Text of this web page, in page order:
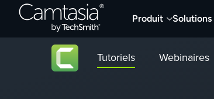
Passer
directement
Produit Solutions
Tutoriels Webinaires